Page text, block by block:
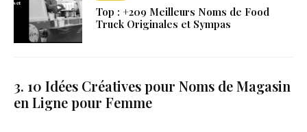
Top : +209 Meilleurs Noms de Food
Truck Originales et Sympas
3. 10 Idées Créatives pour Noms de Magasin
en Ligne pour Femme